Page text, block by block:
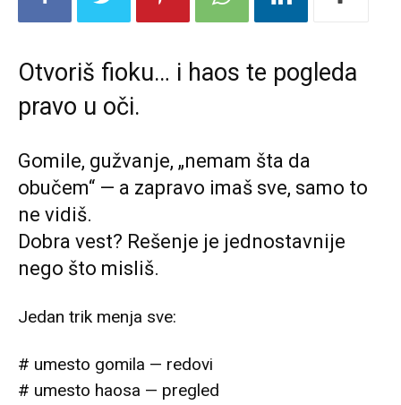
Otvoriš fioku… i haos te pogleda
pravo u oči.
Gomile, gužvanje, „nemam šta da
obučem“ — a zapravo imaš sve, samo to
ne vidiš.
Dobra vest? Rešenje je jednostavnije
nego što misliš.
Jedan trik menja sve:
# umesto gomila — redovi
# umesto haosa — pregled